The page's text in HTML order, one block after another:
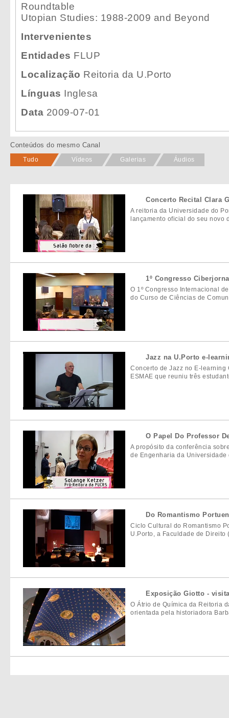
Roundtable
Utopian Studies: 1988-2009 and Beyond
Intervenientes
Entidades FLUP
Localização Reitoria da U.Porto
Línguas Inglesa
Data 2009-07-01
Conteúdos do mesmo Canal
Tudo Vídeos Galerias Áudios
Concerto Recital Clara
A reitoria da Universidade do
lançamento oficial do seu novo
1º Congresso
O 1º Congresso Internacional
do Curso de Ciências de
Jazz na U.Porto e-
Concerto de Jazz no E-
ESMAE que reuniu três
O Papel Do Professor
A propósito da conferência
de Engenharia da Universidade
Do Romantismo
Ciclo Cultural do Romantismo
U.Porto, a Faculdade de Direito
Exposição Giotto -
O Átrio de Química da Reitoria
orientada pela historiadora